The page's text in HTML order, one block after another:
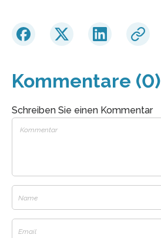
Kommentare (0)
Schreiben Sie einen Kommentar